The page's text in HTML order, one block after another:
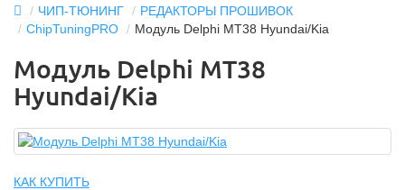
ЧИП-ТЮНИНГ
РЕДАКТОРЫ ПРОШИВОК
ChipTuningPRO
Mодуль Delphi MT38 Hyundai/Kia
Mодуль Delphi MT38
Hyundai/Kia
КАК КУПИТЬ